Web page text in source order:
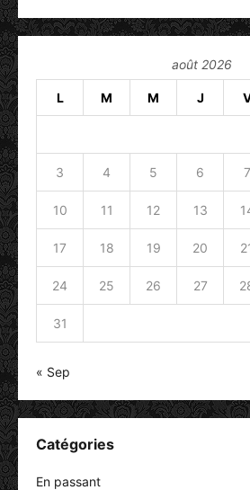
août 2026
L M M J
3 4 5 6 7
10 11 12 13
17 18 19 20
24 25 26 27
31
« Sep
Catégories
En passant